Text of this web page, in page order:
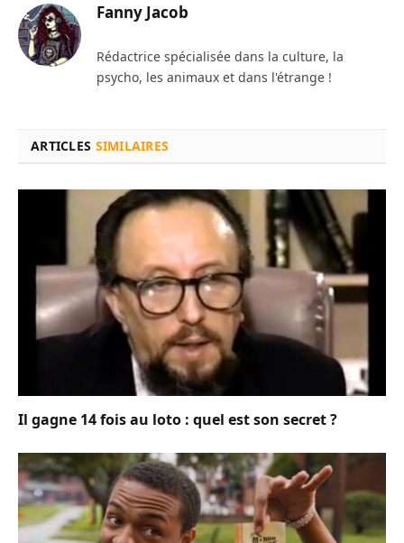
Fanny Jacob
Rédactrice spécialisée dans la culture, la
psycho, les animaux et dans l'étrange !
ARTICLES SIMILAIRES
Il gagne 14 fois au loto : quel est son secret ?